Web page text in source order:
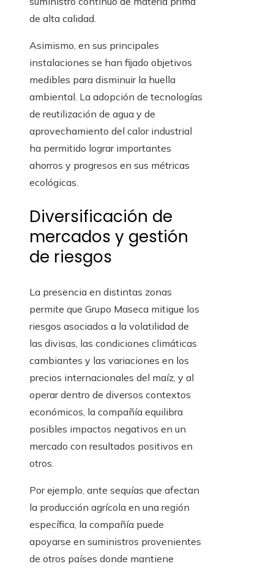
de alta calidad.
Asimismo, en sus principales
instalaciones se han fijado objetivos
medibles para disminuir la huella
ambiental. La adopción de tecnologías
de reutilización de agua y de
aprovechamiento del calor industrial
ha permitido lograr importantes
ahorros y progresos en sus métricas
ecológicas.
Diversificación de
mercados y gestión
de riesgos
La presencia en distintas zonas
permite que Grupo Maseca mitigue los
riesgos asociados a la volatilidad de
las divisas, las condiciones climáticas
cambiantes y las variaciones en los
precios internacionales del maíz, y al
operar dentro de diversos contextos
económicos, la compañía equilibra
posibles impactos negativos en un
mercado con resultados positivos en
otros.
Por ejemplo, ante sequías que afectan
la producción agrícola en una región
específica, la compañía puede
apoyarse en suministros provenientes
de otros países donde mantiene